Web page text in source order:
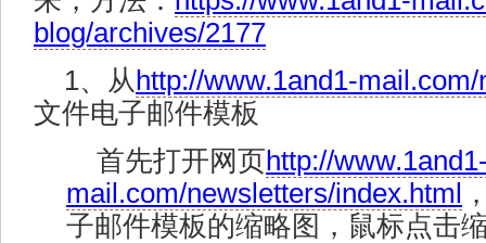
blog/archives/2177
1、从http://www.1and1-
文件电子邮件模板
首先打开网页http://
mail.com/newsletters/index.html
子邮件模板的缩略图，鼠标点击